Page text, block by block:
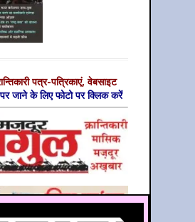
पत्र-पत्रिकाएं, वेबसाइट
जाने के लिए फोटो पर क्लिक करें